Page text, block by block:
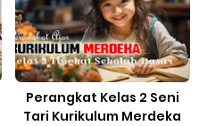
Perangkat Kelas 2 Seni
Tari Kurikulum Merdeka